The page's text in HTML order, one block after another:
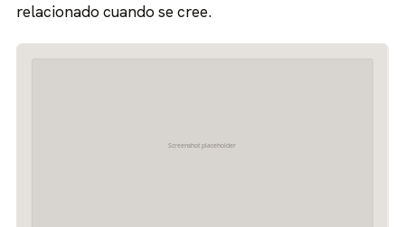
relacionado cuando se cree.